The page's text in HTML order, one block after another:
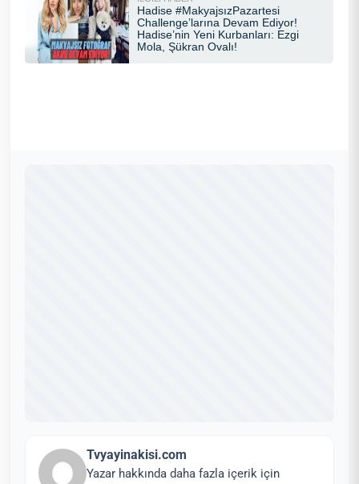
Tvyayinakisi.com
Yazar hakkında daha fazla içerik için